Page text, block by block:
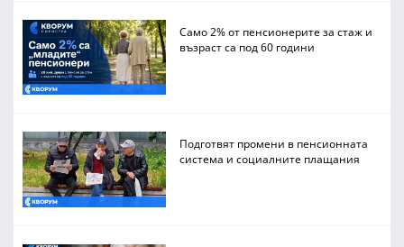
Само 2% от пенсионерите за стаж и
възраст са под 60 години
Подготвят промени в пенсионната
система и социалните плащания